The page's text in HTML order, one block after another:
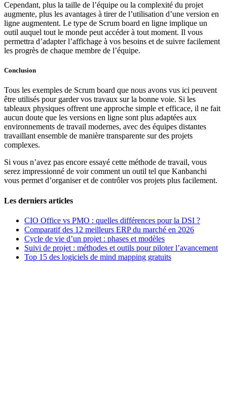
Cependant, plus la taille de l’équipe ou la complexité du projet
augmente, plus les avantages à tirer de l’utilisation d’une version en
ligne augmentent. Le type de Scrum board en ligne implique un
outil auquel tout le monde peut accéder à tout moment. Il vous
permettra d’adapter l’affichage à vos besoins et de suivre facilement
les progrès de chaque membre de l’équipe.
Conclusion
Tous les exemples de Scrum board que nous avons vus ici peuvent
être utilisés pour garder vos travaux sur la bonne voie. Si les
tableaux physiques offrent une approche simple et efficace, il ne fait
aucun doute que les versions en ligne sont plus adaptées aux
environnements de travail modernes, avec des équipes distantes
travaillant ensemble de manière transparente sur des projets
complexes.
Si vous n’avez pas encore essayé cette méthode de travail, vous
serez impressionné de voir comment un outil tel que Kanbanchi
vous permet d’organiser et de contrôler vos projets plus facilement.
Les derniers articles
CIO Office vs PMO : quelles différences pour la DSI ?
Comparatif des 12 meilleurs ERP du marché en 2026
Cycle de vie d’un projet : phases et modèles
Suivi de projet : méthodes et outils pour piloter l’avancement
Top 15 des logiciels de mind mapping gratuits